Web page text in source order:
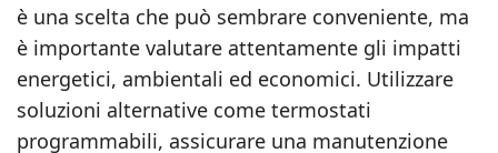
è una scelta che può sembrare conveniente, ma
è importante valutare attentamente gli impatti
energetici, ambientali ed economici. Utilizzare
soluzioni alternative come termostati
programmabili, assicurare una manutenzione